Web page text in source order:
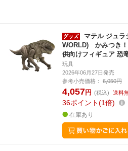
マテル ジュラ
WORLD) かみつき
供向けフィギュア 恐
玩具
2026年06月27日発売
参考小売価格：
6,050円
4,057円 (税込) 送料
36ポイント 1倍
在庫あり